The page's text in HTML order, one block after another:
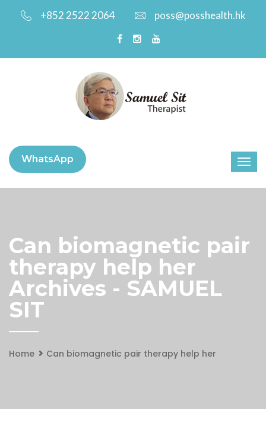
+852 2522 2064 poss@posshealth.hk
WhatsApp
Can biomagnetic pair
therapy help her
Archives - SAMUEL
SIT
Home Can biomagnetic pair therapy help her